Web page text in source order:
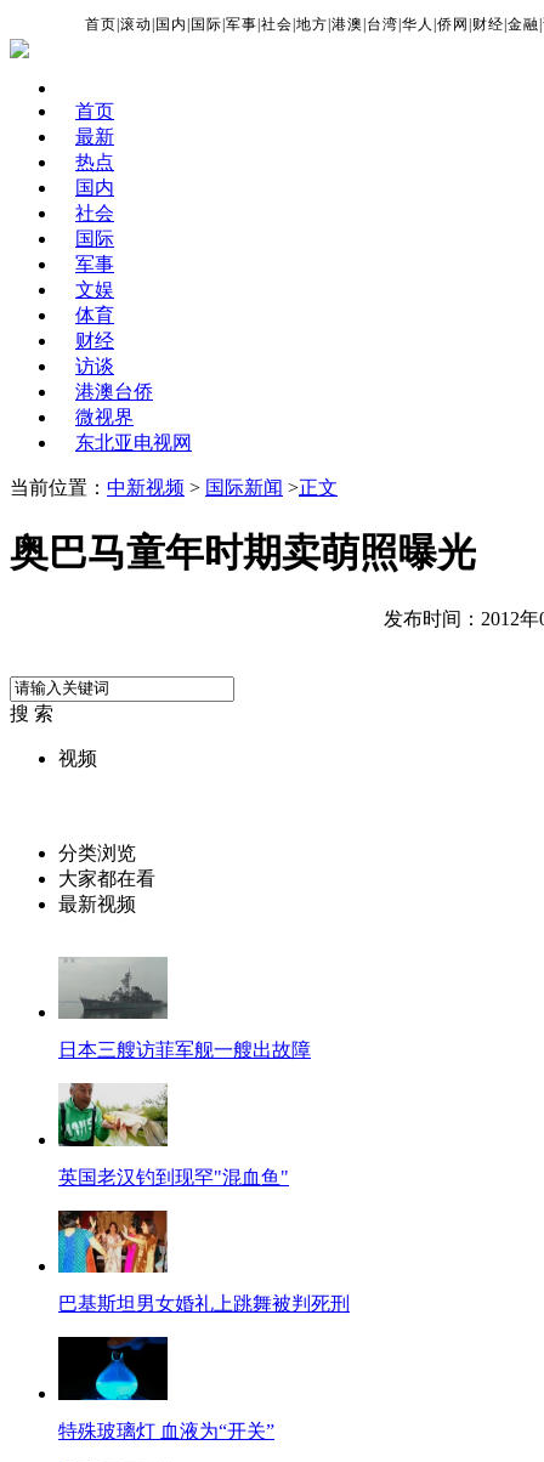
首页 |滚动 国内 国际 |军事 |社会 |地方 |港澳 台湾 |华人 |侨网 财经 |金融 |
首页
最新
热点
国内
社会
国际
军事
文娱
体育
财经
访谈
港澳台侨
微视界
东北亚电视网
当前位置： 中新视频 > 国际新闻 >正文
奥巴马童年时期卖萌照曝光
发布时间：2012年
搜 索
视频
分类浏览
大家都在看
最新视频
日本三艘访菲军舰一艘出故障
英国老汉钓到现罕"混血鱼"
巴基斯坦男女婚礼上跳舞被判死刑
特殊玻璃灯 血液为“开关”